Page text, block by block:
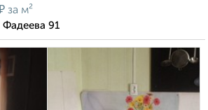
за м²
Фадеева 91